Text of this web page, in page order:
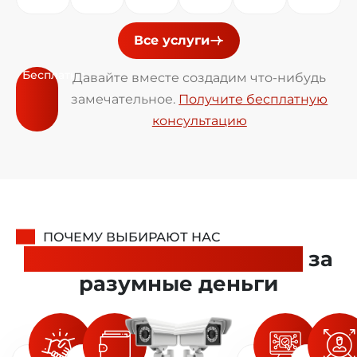
Все услуги
БесплатноДавайте вместе создадим что-нибудь
замечательное. Получите бесплатную
консультацию
ПОЧЕМУ ВЫБИРАЮТ НАС
за
разумные деньги